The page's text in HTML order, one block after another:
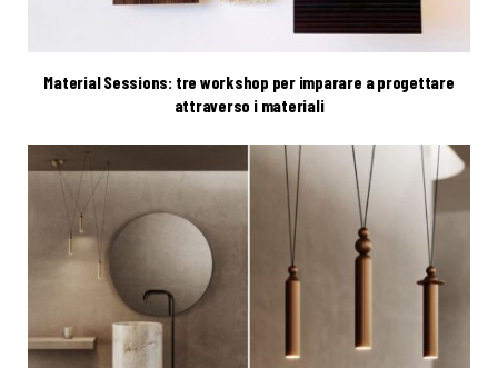
Material Sessions: tre workshop per imparare a progettare
attraverso i materiali